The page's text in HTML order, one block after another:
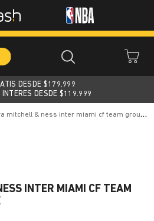
DESDE $179.999
INTERES DESDE $119.999
mitchell & ness inter miami cf team ground 2.0 hombre
INTER MIAMI CF TEAM